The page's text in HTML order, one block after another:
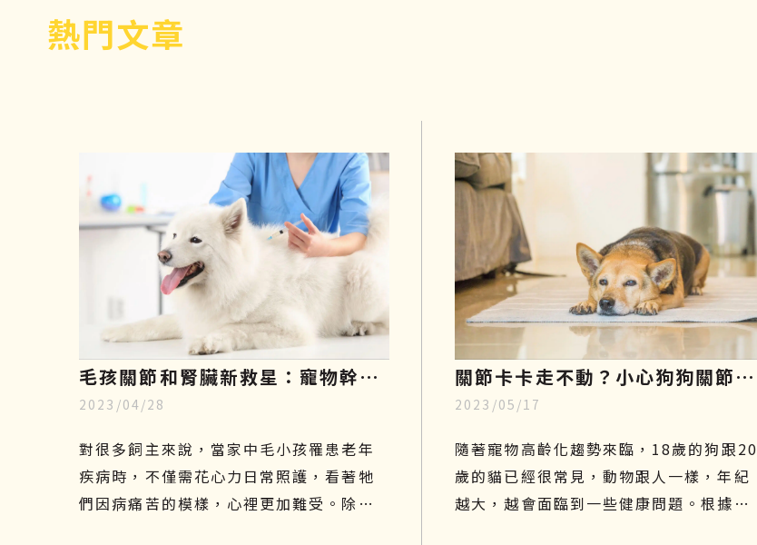
熱門文章
毛孩關節和腎臟新救星：寵物幹細
胞療法，只需5分鐘認識寵物再生
醫學
2023/04/28
對很多飼主來說，當家中毛小孩罹患老年
疾病時，不僅需花心力日常照護，看著牠
們因病痛苦的模樣，心裡更加難受。除了
關節卡卡走不動？小心狗狗關節
炎，了解症狀、幹細胞再生療法至
飲食指南
2023/05/17
隨著寵物高齡化趨勢來臨，18歲的狗跟20
歲的貓已經很常見，動物跟人一樣，年紀
越大，越會面臨到一些健康問題。根據美